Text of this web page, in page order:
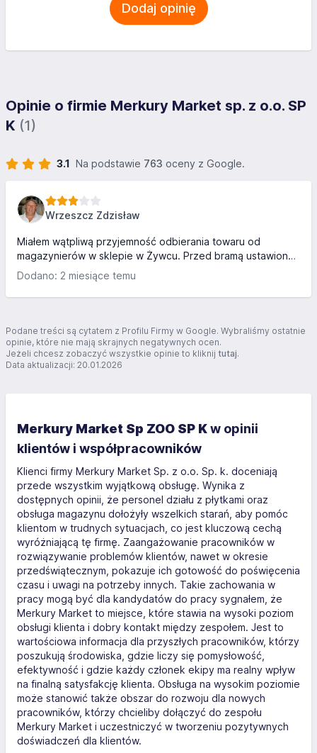
Dodaj opinię
Opinie o firmie Merkury Market sp. z o.o. SP
K (1)
3.1 Na podstawie 763 oceny z Google.
Wrzeszcz Zdzisław
Miałem wątpliwą przyjemność odbierania towaru od
magazynierów w sklepie w Żywcu. Przed bramą ustawiony
betonowy pachołek żeby żaden kierowca nie śmiał
podjechać bliżej niż 2m od drzwi, na pytanie klientki czy
można podjechać wózkiem bliżej, usłyszeliśmy wykład od
kostki się psują a do tego wózek jest drogi i może się
zepsuć. Tak więc kobieta która kupiła płytki musiała je
razem z kierowcą podnosić z ziemi i wkładać do
samochodu, jak by nie mo...
Dodano: 2 miesiące temu
Podane treści są cytatem z Profilu Firmy w Google. Wybraliśmy ostatnie
opinie, które nie mają skrajnych negatywnych ocen.
Jeżeli chcesz zobaczyć wszystkie opinie to kliknij tutaj.
Data aktualizacji: 20.01.2026
Merkury Market Sp ZOO SP Kw opinii
klientów i współpracowników
Klienci firmy Merkury Market Sp. z o.o. Sp. k. doceniają
przede wszystkim wyjątkową obsługę. Wynika z
dostępnych opinii, że personel działu z płytkami oraz
obsługa magazynu dołożyły wszelkich starań, aby pomóc
klientom w trudnych sytuacjach, co jest kluczową cechą
wyróżniającą tę firmę. Zaangażowanie pracowników w
rozwiązywanie problemów klientów, nawet w okresie
przedświątecznym, pokazuje ich gotowość do poświęcenia
czasu i uwagi na potrzeby innych. Takie zachowania w
pracy mogą być dla kandydatów do pracy sygnałem, że
Merkury Market to miejsce, które stawia na wysoki poziom
obsługi klienta i dobry kontakt między zespołem. Jest to
wartościowa informacja dla przyszłych pracowników, którzy
poszukują środowiska, gdzie liczy się pomysłowość,
efektywność i gdzie każdy członek ekipy ma realny wpływ
na finalną satysfakcję klienta. Obsługa na wysokim poziomie
może stanowić także obszar do rozwoju dla nowych
pracowników, którzy chcieliby dołączyć do zespołu
Merkury Market i uczestniczyć w tworzeniu pozytywnych
doświadczeń dla klientów.